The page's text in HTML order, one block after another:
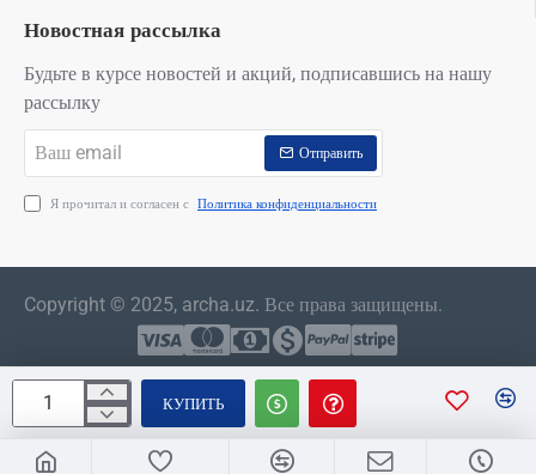
КУПИТЬ
Новостная рассылка
Будьте в курсе новостей и акций, подписавшись на нашу
рассылку
email
Отправить
Я прочитал и согласен с Политика конфиденциальности
Copyright © 2025, archa.uz. Все права защищены.